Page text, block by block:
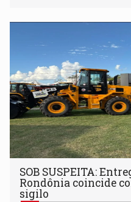
não ter entrado no modo
SOB SUSPEITA:
Rondônia coincide
sigilo